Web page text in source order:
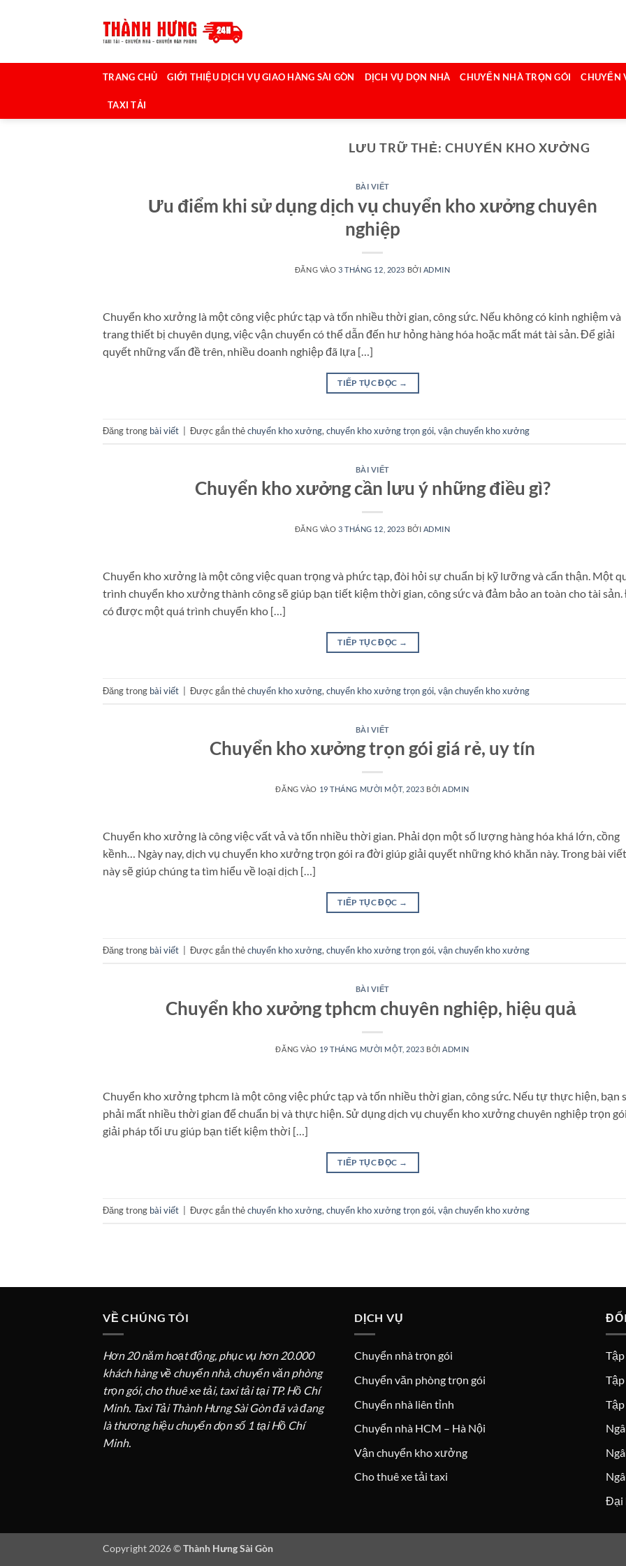
dung
TRANG CHỦ GIỚI THIỆU DỊCH VỤ GIAO HÀNG SÀI GÒN DỊCH VỤ DỌN NHÀ CHUYỂN NHÀ TRỌN GÓI CHUYỂN
TAXI TẢI
LƯU TRỮ THẺ:CHUYỂN KHO XƯỞNG
BÀI VIẾT
Ưu điểm khi sử dụng dịch vụ chuyển kho xưởng chuyên
nghiệp
ĐĂNG VÀO 3 THÁNG 12, 2023 BỞI ADMIN
Chuyển kho xưởng là một công việc phức tạp và tốn nhiều thời gian, công sức. Nếu không có kinh nghiệm và
trang thiết bị chuyên dụng, việc vận chuyển có thể dẫn đến hư hỏng hàng hóa hoặc mất mát tài sản. Để giải
quyết những vấn đề trên, nhiều doanh nghiệp đã lựa […]
TIẾP TỤC ĐỌC →
Đăng trong bài viết Được gắn thẻchuyển kho xưởng, chuyển kho xưởng trọn gói, vận chuyển kho xưởng
BÀI VIẾT
Chuyển kho xưởng cần lưu ý những điều gì?
ĐĂNG VÀO 3 THÁNG 12, 2023 BỞI ADMIN
Chuyển kho xưởng là một công việc quan trọng và phức tạp, đòi hỏi sự chuẩn bị kỹ lưỡng và cẩn thận. Một
trình chuyển kho xưởng thành công sẽ giúp bạn tiết kiệm thời gian, công sức và đảm bảo an toàn cho tài
có được một quá trình chuyển kho […]
TIẾP TỤC ĐỌC →
Đăng trong bài viết Được gắn thẻchuyển kho xưởng, chuyển kho xưởng trọn gói, vận chuyển kho xưởng
BÀI VIẾT
Chuyển kho xưởng trọn gói giá rẻ, uy tín
ĐĂNG VÀO 19 THÁNG MƯỜI MỘT, 2023 BỞIADMIN
Chuyển kho xưởng là công việc vất vả và tốn nhiều thời gian. Phải dọn một số lượng hàng hóa khá lớn, cồng
kềnh… Ngày nay, dịch vụ chuyển kho xưởng trọn gói ra đời giúp giải quyết những khó khăn này. Trong bài viết
này sẽ giúp chúng ta tìm hiểu về loại dịch […]
TIẾP TỤC ĐỌC →
Đăng trong bài viết Được gắn thẻchuyển kho xưởng,chuyển kho xưởng trọn gói,vận chuyển kho xưởng
BÀI VIẾT
Chuyển kho xưởng tphcm chuyên nghiệp, hiệu quả
ĐĂNG VÀO 19 THÁNG MƯỜI MỘT, 2023 BỞIADMIN
Chuyển kho xưởng tphcm là một công việc phức tạp và tốn nhiều thời gian, công sức. Nếu tự thực hiện, bạn
phải mất nhiều thời gian để chuẩn bị và thực hiện. Sử dụng dịch vụ chuyển kho xưởng chuyên nghiệp trọn
giải pháp tối ưu giúp bạn tiết kiệm thời […]
TIẾP TỤC ĐỌC →
Đăng trong bài viết Được gắn thẻchuyển kho xưởng, chuyển kho xưởng trọn gói, vận chuyển kho xưởng
VỀ CHÚNG TÔI
Hơn 20 năm hoạt động, phục vụ hơn 20.000
khách hàng về chuyển nhà, chuyển văn phòng
trọn gói, cho thuê xe tải, taxi tải tại TP. Hồ Chí
Minh. Taxi Tải Thành Hưng Sài Gòn đã và đang
là thương hiệu chuyển dọn số 1 tại Hồ Chí
Minh.
DỊCH VỤ
Chuyển nhà trọn gói
Chuyển văn phòng trọn gói
Chuyển nhà liên tỉnh
Chuyển nhà HCM – Hà Nội
Vận chuyển kho xưởng
Cho thuê xe tải taxi
Đại
Copyright 2026 ©Thành Hưng Sài Gòn